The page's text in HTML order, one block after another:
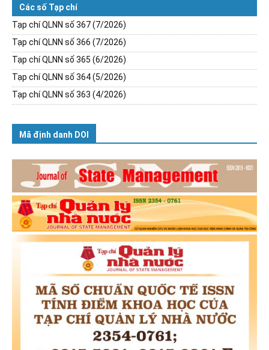
Các số Tạp chí
Tạp chí QLNN số 367 (7/2026)
Tạp chí QLNN số 366 (7/2026)
Tạp chí QLNN số 365 (6/2026)
Tạp chí QLNN số 364 (5/2026)
Tạp chí QLNN số 363 (4/2026)
Mã định danh DOI